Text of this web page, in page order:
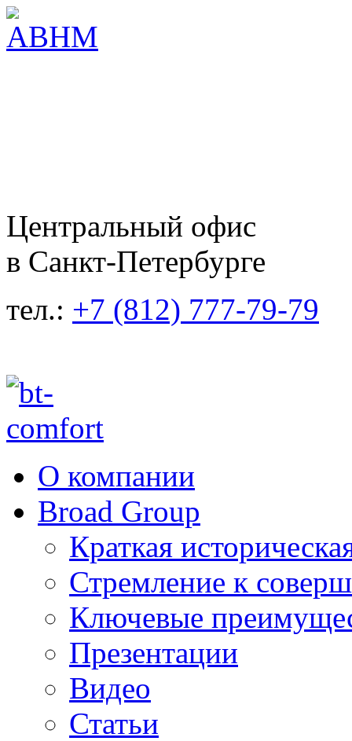
Центральный офис
в Санкт-Петербурге
тел.: +7 (812) 777-79-79
О компании
Broad Group
Краткая
Стремление к
Ключевые
Презентации
Видео
Статьи